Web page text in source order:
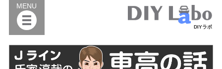
DIYラボ
MENU